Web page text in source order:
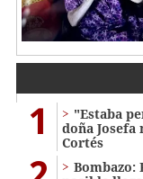
1
"Estaba
doña Josefa
Cortés
Bombazo: